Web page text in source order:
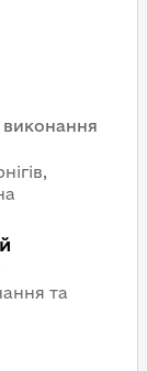
виконання
та